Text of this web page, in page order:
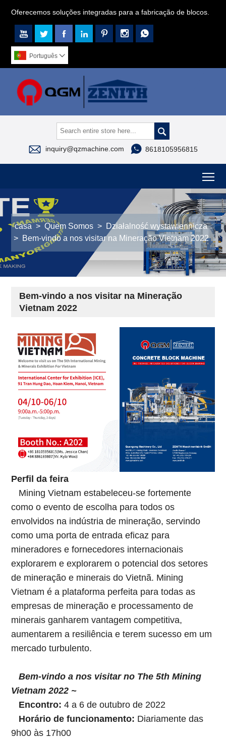
Oferecemos soluções integradas para a fabricação de blocos.
      
Português 

 inquiry@qzmachine.com  8618105956815
casa > Quem Somos > Działalność wystawiennicza
>
Bem-vindo a nos visitar na Mineração Vietnam 2022
Bem-vindo a nos visitar na Mineração
Vietnam 2022
Perfil da feira
Mining Vietnam estabeleceu-se fortemente
como o evento de escolha para todos os
envolvidos na indústria de mineração, servindo
como uma porta de entrada eficaz para
mineradores e fornecedores internacionais
explorarem e explorarem o potencial dos setores
de mineração e minerais do Vietnã. Mining
Vietnam é a plataforma perfeita para todas as
empresas de mineração e processamento de
minerais ganharem vantagem competitiva,
aumentarem a resiliência e terem sucesso em um
mercado turbulento.
Bem-vindo a nos visitar no The 5th Mining
Vietnam 2022 ~
Encontro: 4 a 6 de outubro de 2022
Horário de funcionamento: Diariamente das
9h00 às 17h00